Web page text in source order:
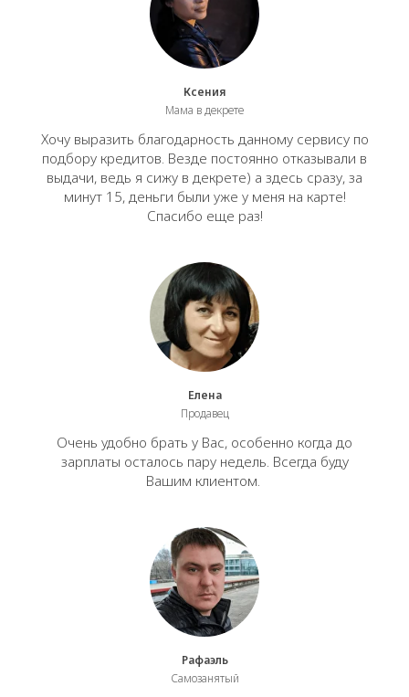
Ксения
Мама в декрете
Хочу выразить благодарность данному сервису по
подбору кредитов. Везде постоянно отказывали в
выдачи, ведь я сижу в декрете) а здесь сразу, за
минут 15, деньги были уже у меня на карте!
Спасибо еще раз!
Елена
Продавец
Очень удобно брать у Вас, особенно когда до
зарплаты осталось пару недель. Всегда буду
Вашим клиентом.
Рафаэль
Самозанятый